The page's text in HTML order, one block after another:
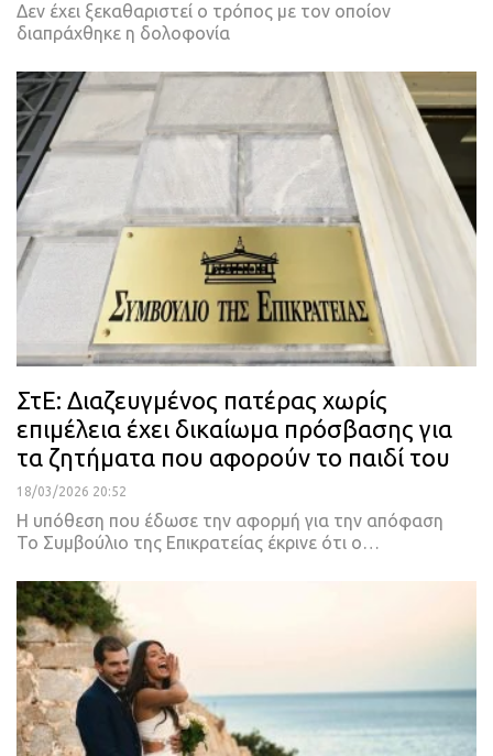
Δεν έχει ξεκαθαριστεί ο τρόπος με τον οποίον
διαπράχθηκε η δολοφονία
ΣτΕ: Διαζευγμένος πατέρας χωρίς
επιμέλεια έχει δικαίωμα πρόσβασης για
τα ζητήματα που αφορούν το παιδί του
18/03/2026 20:52
Η υπόθεση που έδωσε την αφορμή για την απόφαση
Το Συμβούλιο της Επικρατείας έκρινε ότι ο…